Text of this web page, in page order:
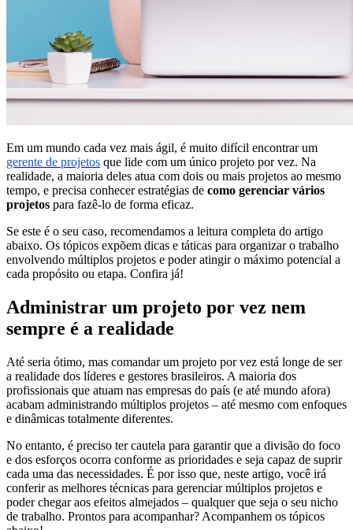
Em um mundo cada vez mais ágil, é muito difícil encontrar um
gerente de projetos que lide com um único projeto por vez. Na
realidade, a maioria deles atua com dois ou mais projetos ao mesmo
tempo, e precisa conhecer estratégias de como gerenciar vários
projetos para fazê-lo de forma eficaz.
Se este é o seu caso, recomendamos a leitura completa do artigo
abaixo. Os tópicos expõem dicas e táticas para organizar o trabalho
envolvendo múltiplos projetos e poder atingir o máximo potencial a
cada propósito ou etapa. Confira já!
Administrar um projeto por vez nem
sempre é a realidade
Até seria ótimo, mas comandar um projeto por vez está longe de ser
a realidade dos líderes e gestores brasileiros. A maioria dos
profissionais que atuam nas empresas do país (e até mundo afora)
acabam administrando múltiplos projetos – até mesmo com enfoques
e dinâmicas totalmente diferentes.
No entanto, é preciso ter cautela para garantir que a divisão do foco
e dos esforços ocorra conforme as prioridades e seja capaz de suprir
cada uma das necessidades. É por isso que, neste artigo, você irá
conferir as melhores técnicas para gerenciar múltiplos projetos e
poder chegar aos efeitos almejados – qualquer que seja o seu nicho
de trabalho. Prontos para acompanhar? Acompanhem os tópicos